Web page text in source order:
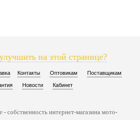
на этой странице?
Контакты Оптовикам Поставщикам
Новости Кабинет
собственность интернет-магазина мото-